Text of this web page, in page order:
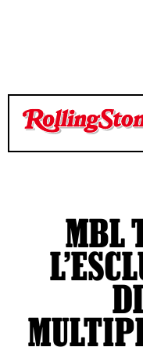
TEMPO DI LETTURA 3
TEMPO DI LETTURA 3
MBL